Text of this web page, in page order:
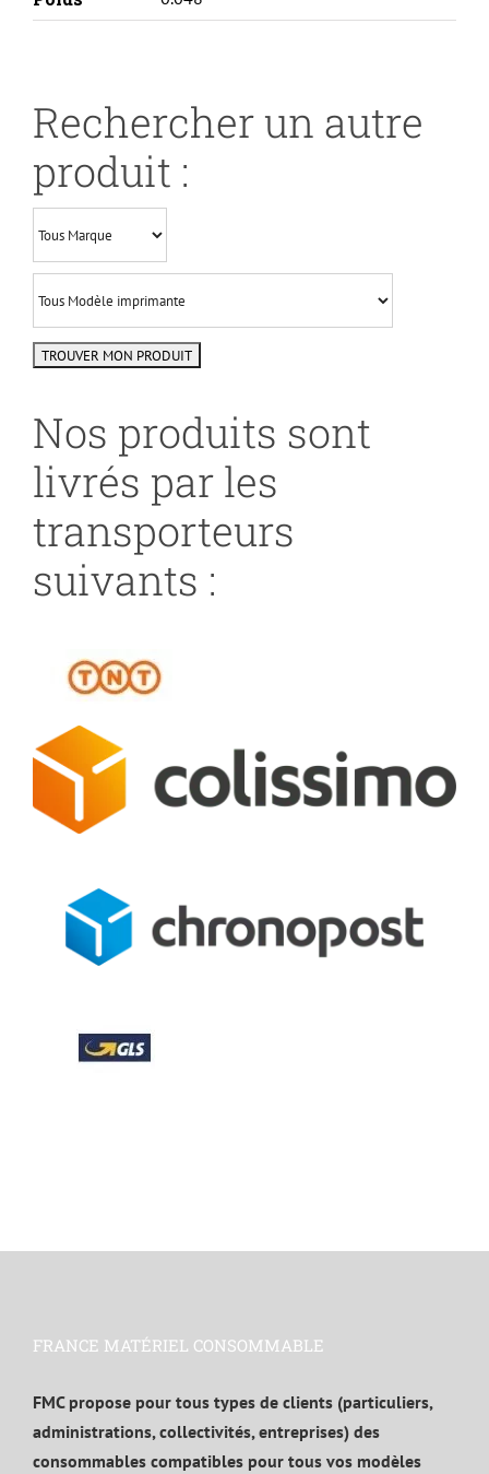
Rechercher un autre
produit :
Nos produits sont
livrés par les
transporteurs
suivants :
FRANCE MATÉRIEL CONSOMMABLE
FMC propose pour tous types de clients (particuliers,
administrations, collectivités, entreprises) des
consommables compatibles pour tous vos modèles